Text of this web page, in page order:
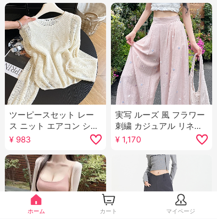
ツーピースセット レー
ス ニット エアコン シャ
ツ 女性 新品 韓国 系 着
る かける 秋 薄手 カジュ
アル 長袖 ルーズフィッ
ト トップス
¥ 983
実写 ルーズ 風 フラワー
刺繍 カジュアル リネン
ワイドパンツ女 2025 夏
新品 ルーズフィット ス
リム効果 ストレートパ
¥ 1,170
ホーム カート マイページ